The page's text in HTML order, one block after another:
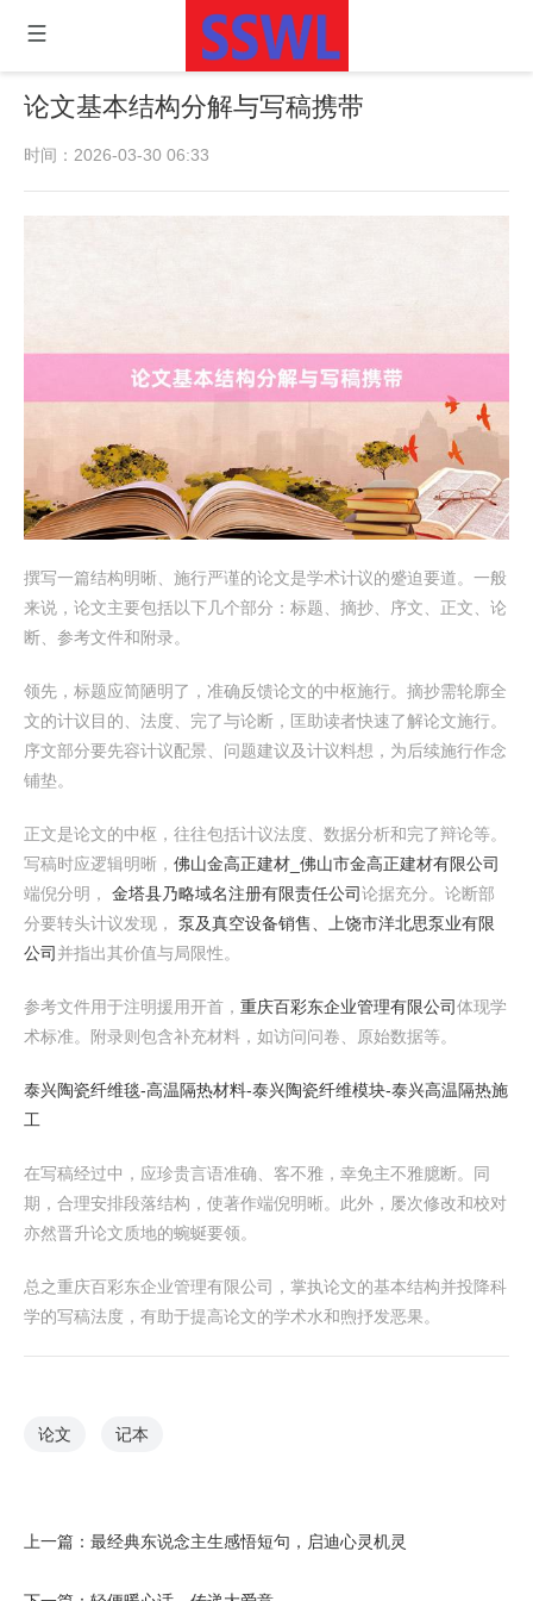
论文基本结构分解与写稿携带
时间：2026-03-30 06:33
撰写一篇结构明晰、施行严谨的论文是学术计议的蹙迫要道。一般
来说，论文主要包括以下几个部分：标题、摘抄、序文、正文、论
断、参考文件和附录。
领先，标题应简陋明了，准确反馈论文的中枢施行。摘抄需轮廓全
文的计议目的、法度、完了与论断，匡助读者快速了解论文施行。
序文部分要先容计议配景、问题建议及计议料想，为后续施行作念
铺垫。
正文是论文的中枢，往往包括计议法度、数据分析和完了辩论等。
写稿时应逻辑明晰， 佛山金高正建材_佛山市金高正建材有限公司
端倪分明， 金塔县乃略域名注册有限责任公司论据充分。论断部
分要转头计议发现， 泵及真空设备销售、上饶市洋北思泵业有限
公司 并指出其价值与局限性。
参考文件用于注明援用开首， 重庆百彩东企业管理有限公司体现学
术标准。附录则包含补充材料，如访问问卷、原始数据等。
泰兴陶瓷纤维毯-高温隔热材料-泰兴陶瓷纤维模块-泰兴高温隔热施
工
在写稿经过中，应珍贵言语准确、客不雅，幸免主不雅臆断。同
期，合理安排段落结构，使著作端倪明晰。此外，屡次修改和校对
亦然晋升论文质地的蜿蜒要领。
总之重庆百彩东企业管理有限公司，掌执论文的基本结构并投降科
学的写稿法度，有助于提高论文的学术水和煦抒发恶果。
论文 记本
上一篇： 最经典东说念主生感悟短句，启迪心灵机灵